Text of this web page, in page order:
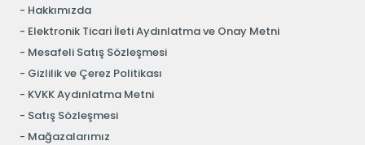
Hakkımızda
Elektronik Ticari İleti Aydınlatma ve Onay Metni
Mesafeli Satış Sözleşmesi
Gizlilik ve Çerez Politikası
KVKK Aydınlatma Metni
Satış Sözleşmesi
Mağazalarımız